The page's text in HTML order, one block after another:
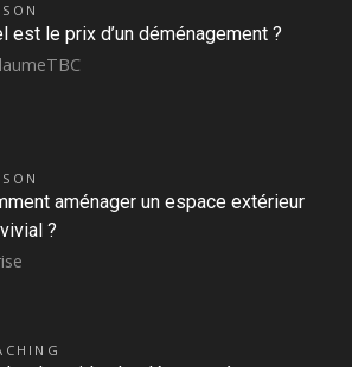
est le prix d’un déménagement ?
aménager un espace extérieur
?